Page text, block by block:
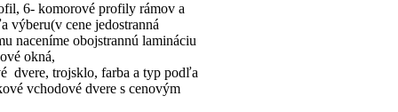
6- komorové profily rámov a
výberu(v cene jedostranná
naceníme obojstrannú lamináciu
okná,
dvere, trojsklo, farba a typ podľa
vchodové dvere s cenovým